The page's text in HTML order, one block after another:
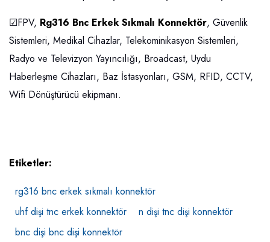
☑FPV, Rg316 Bnc Erkek Sıkmalı Konnektör, Güvenlik
Sistemleri, Medikal Cihazlar, Telekominikasyon Sistemleri,
Radyo ve Televizyon Yayıncılığı, Broadcast, Uydu
Haberleşme Cihazları, Baz İstasyonları, GSM, RFID, CCTV,
Wifi Dönüştürücü ekipmanı.
Etiketler:
rg316 bnc erkek sıkmalı konnektör
uhf dişi tnc erkek konnektör
n dişi tnc dişi konnektör
bnc dişi bnc dişi konnektör